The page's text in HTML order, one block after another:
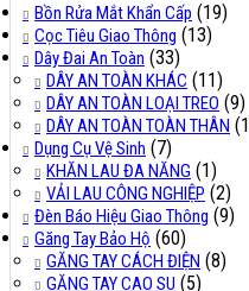
Bồn Rửa Mắt Khẩn Cấp (19)
Cọc Tiêu Giao Thông (13)
Dây Đai An Toàn (33)
DÂY AN TOÀN KHÁC (11)
DÂY AN TOÀN LOẠI TREO (9)
DÂY AN TOÀN TOÀN THÂN
Dụng Cụ Vệ Sinh (7)
KHĂN LAU ĐA NĂNG (1)
VẢI LAU CÔNG NGHIỆP (2)
Đèn Báo Hiệu Giao Thông (9)
Găng Tay Bảo Hộ (60)
GĂNG TAY CÁCH ĐIỆN (8)
GĂNG TAY CAO SU (5)